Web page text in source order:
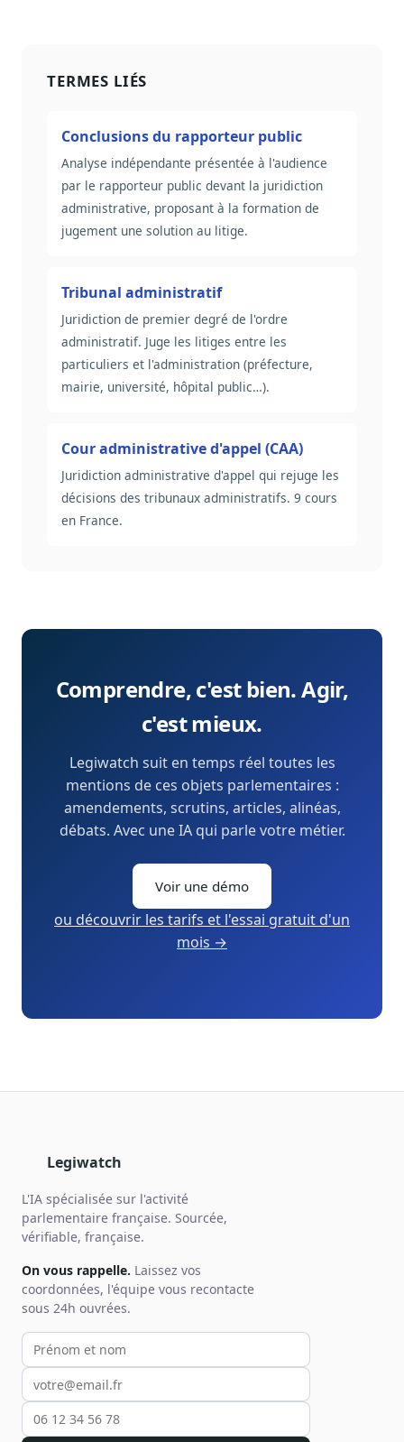
TERMES LIÉS
Conclusions du rapporteur public
Analyse indépendante présentée à l'audience
par le rapporteur public devant la juridiction
administrative, proposant à la formation de
jugement une solution au litige.
Tribunal administratif
Juridiction de premier degré de l'ordre
administratif. Juge les litiges entre les
particuliers et l'administration (préfecture,
mairie, université, hôpital public…).
Cour administrative d'appel (CAA)
Juridiction administrative d'appel qui rejuge les
décisions des tribunaux administratifs. 9 cours
en France.
Comprendre, c'est bien. Agir,
c'est mieux.
Legiwatch suit en temps réel toutes les
mentions de ces objets parlementaires :
amendements, scrutins, articles, alinéas,
débats. Avec une IA qui parle votre métier.
Voir une démo
ou découvrir les tarifs et l'essai gratuit d'un
mois →
Legiwatch
L'IA spécialisée sur l'activité
parlementaire française. Sourcée,
vérifiable, française.
On vous rappelle. Laissez vos
coordonnées, l'équipe vous recontacte
sous 24h ouvrées.
Votre prénom et nom
Votre email
Votre téléphone